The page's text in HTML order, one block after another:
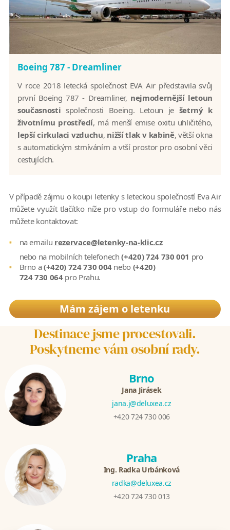
Boeing 787 - Dreamliner
V roce 2018 letecká společnost EVA Air představila svůj
první Boeing 787 - Dreamliner, nejmodernější letoun
současnosti společnosti Boeing. Letoun je šetrný k
životnímu prostředí, má menší emise oxitu uhličitého,
lepší cirkulaci vzduchu, nižší tlak v kabině, větší okna
s automatickým stmíváním a vtší prostor pro osobní věci
cestujících.
V případě zájmu o koupi letenky s leteckou společností Eva Air
můžete využít tlačítko níže pro vstup do formuláře nebo nás
můžete kontaktovat:
na emailu rezervace@letenky-na-klic.cz
nebo na mobilních telefonech(+420) 724 730 001 pro
Brno a(+420) 724 730 004nebo (+420)
724 730 064pro Prahu.
Mám zájem o letenku
Destinace jsme procestovali.
Poskytneme vám osobní rady.
Brno
Jana Jirásek
jana.j@deluxea.cz
+420 724 730 006
Praha
Ing. Radka Urbánková
radka@deluxea.cz
+420 724 730 013